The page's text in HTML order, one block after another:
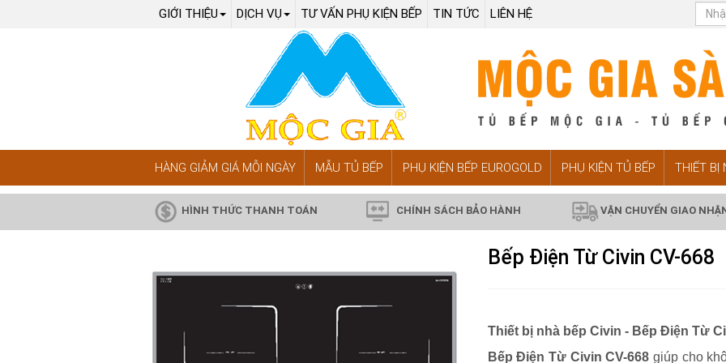
GIỚI THIỆU DỊCH VỤ TƯ VẤN PHỤ KIỆN BẾP TIN TỨC LIÊN HỆ
HÀNG GIẢM GIÁ MỖI NGÀY MẪU TỦ BẾP PHỤ KIỆN BẾP EUROGOLD PHỤ KIỆN TỦ BẾP THIẾT BỊ
HÌNH THỨC THANH TOÁN CHÍNH SÁCH BẢO HÀNH VẬN CHUYỂN GIAO
Bếp Điện Từ Civin CV-668
Thiết bị nhà bếp Civin - Bếp Điện Từ
Bếp Điện Từ Civin CV-668 giúp cho